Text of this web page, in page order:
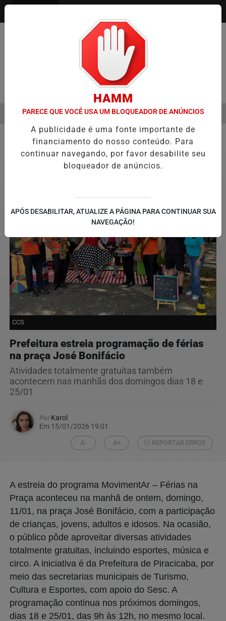
Pesquisar Notícia
DO CÂNCER DE CABEÇA E PESCOÇO EVOLUI E AMPLIA
EM ALTA
MENU
Prefeitura Piracicaba
CCS
Prefeitura estreia programação de férias
na praça José Bonifácio
Atividades totalmente gratuitas também
acontecem nas manhãs dos domingos dias 18 e
25/01
PorKarol
Em 15/01/2026 19:01
A- A+ REPORTAR ERROS
A estreia do programa MovimentAr – Férias na
Praça aconteceu na manhã de ontem, domingo,
11/01, na praça José Bonifácio, com a participação
de crianças, jovens, adultos e idosos. Na ocasião,
o público pôde aproveitar diversas atividades
totalmente gratuitas, incluindo esportes, música e
circo. A iniciativa é da Prefeitura de Piracicaba, por
meio das secretarias municipais de Turismo,
Cultura e Esportes, com apoio do Sesc. A
programação continua nos próximos domingos,
dias 18 e 25/01, das 9h às 12h, no mesmo local.
HAMM
PARECE QUE VOCÊ USA UM BLOQUEADOR DE ANÚNCIOS
A publicidade é uma fonte importante de
financiamento do nosso conteúdo. Para
continuar navegando, por favor desabilite seu
bloqueador de anúncios.
APÓS DESABILITAR, ATUALIZE A PÁGINA PARA CONTINUAR SUA
NAVEGAÇÃO!